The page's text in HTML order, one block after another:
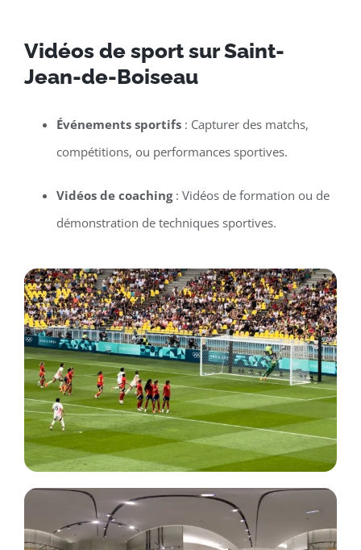
Vidéos de sport sur Saint-
Jean-de-Boiseau
Événements sportifs: Capturer des matchs,
compétitions, ou performances sportives.
Vidéos de coaching: Vidéos de formation ou de
démonstration de techniques sportives.